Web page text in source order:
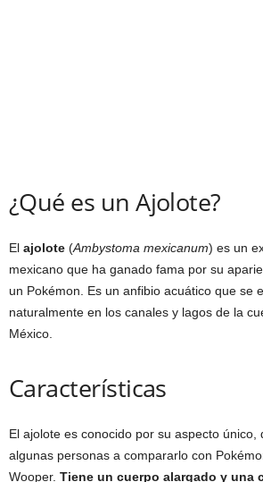
¿Qué es un Ajolote?
El ajolote (Ambystoma mexicanum) es un
mexicano que ha ganado fama por su
un Pokémon. Es un anfibio acuático que se
naturalmente en los canales y lagos de la
México.
Características
El ajolote es conocido por su aspecto único,
algunas personas a compararlo con
Wooper. Tiene un cuerpo alargado y una